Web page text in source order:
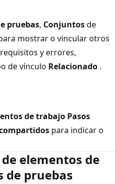
pruebas, Conjuntosde
mostrar o vincular otros
y errores,
de vínculo Relacionado .
de trabajo Pasos
para indicar o
elementos de
de pruebas